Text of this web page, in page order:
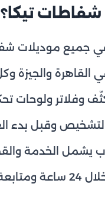
شفاطات تيكا؟
جميع موديلات
القاهرة والجيزة
وفلاتر ولوحات
وقبل بدء
يشمل الخدمة
لضمان رضاك.